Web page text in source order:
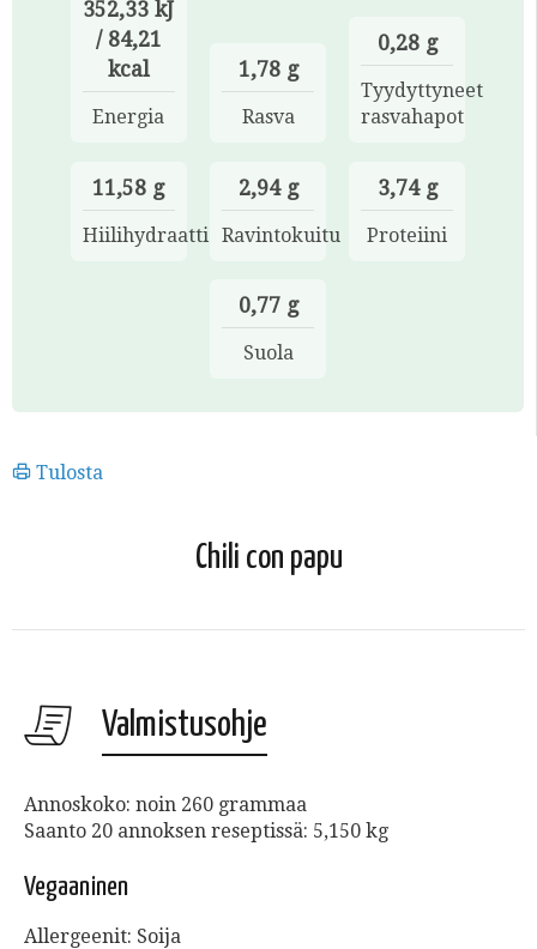
352,33 kJ
/ 84,21
kcal
Energia
1,78 g
Rasva
0,28 g
Tyydyttyneet
rasvahapot
11,58 g
Hiilihydraatti
2,94 g
Ravintokuitu
3,74 g
Proteiini
0,77 g
Suola
Tulosta
Chili con papu
Valmistusohje
Annoskoko: noin 260 grammaa
Saanto 20 annoksen reseptissä: 5,150 kg
Vegaaninen
Allergeenit: Soija